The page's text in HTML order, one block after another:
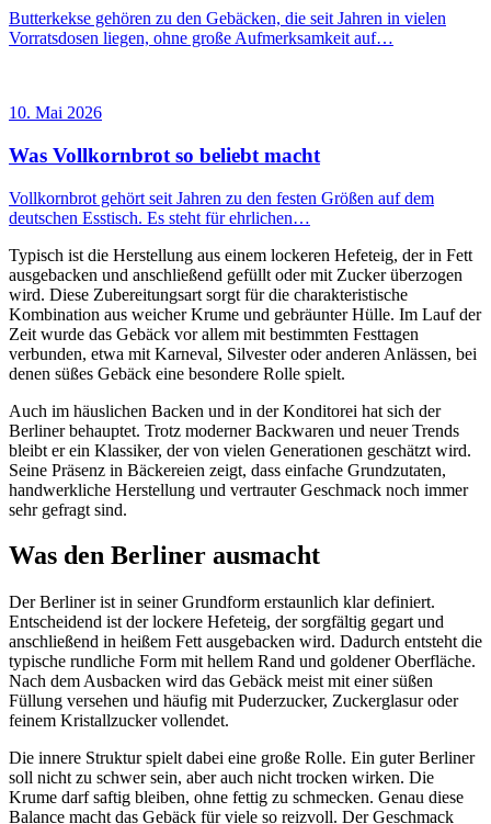
Butterkekse gehören zu den Gebäcken, die seit Jahren in vielen
Vorratsdosen liegen, ohne große Aufmerksamkeit auf…
10. Mai 2026
Was Vollkornbrot so beliebt macht
Vollkornbrot gehört seit Jahren zu den festen Größen auf dem
deutschen Esstisch. Es steht für ehrlichen…
Typisch ist die Herstellung aus einem lockeren Hefeteig, der in Fett
ausgebacken und anschließend gefüllt oder mit Zucker überzogen
wird. Diese Zubereitungsart sorgt für die charakteristische
Kombination aus weicher Krume und gebräunter Hülle. Im Lauf der
Zeit wurde das Gebäck vor allem mit bestimmten Festtagen
verbunden, etwa mit Karneval, Silvester oder anderen Anlässen, bei
denen süßes Gebäck eine besondere Rolle spielt.
Auch im häuslichen Backen und in der Konditorei hat sich der
Berliner behauptet. Trotz moderner Backwaren und neuer Trends
bleibt er ein Klassiker, der von vielen Generationen geschätzt wird.
Seine Präsenz in Bäckereien zeigt, dass einfache Grundzutaten,
handwerkliche Herstellung und vertrauter Geschmack noch immer
sehr gefragt sind.
Was den Berliner ausmacht
Der Berliner ist in seiner Grundform erstaunlich klar definiert.
Entscheidend ist der lockere Hefeteig, der sorgfältig gegart und
anschließend in heißem Fett ausgebacken wird. Dadurch entsteht die
typische rundliche Form mit hellem Rand und goldener Oberfläche.
Nach dem Ausbacken wird das Gebäck meist mit einer süßen
Füllung versehen und häufig mit Puderzucker, Zuckerglasur oder
feinem Kristallzucker vollendet.
Die innere Struktur spielt dabei eine große Rolle. Ein guter Berliner
soll nicht zu schwer sein, aber auch nicht trocken wirken. Die
Krume darf saftig bleiben, ohne fettig zu schmecken. Genau diese
Balance macht das Gebäck für viele so reizvoll. Der Geschmack